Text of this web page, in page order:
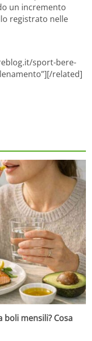
un incremento
registrato nelle
sport-bere-
related]
mensili? Cosa